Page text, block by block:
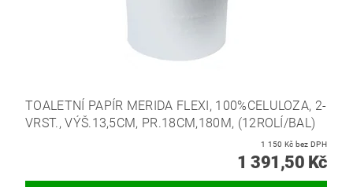
TOALETNÍ PAPÍR MERIDA FLEXI, 100%CELULOZA, 2-
VRST., VÝŠ.13,5CM, PR.18CM,180M, (12ROLÍ/BAL)
1 150 Kč bez DPH
1 391,50 Kč